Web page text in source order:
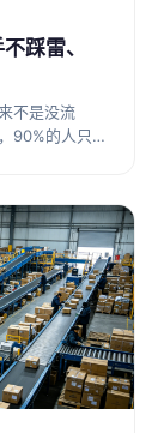
踩雷、
不是没流
90%的人只